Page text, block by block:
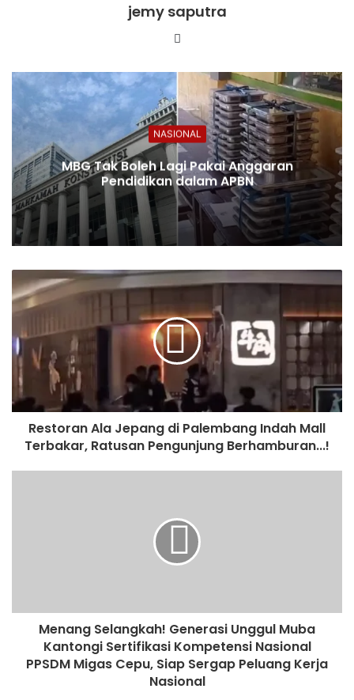
jemy saputra
Website
NASIONAL
MBG Tak Boleh Lagi Pakai Anggaran
Pendidikan dalam APBN
Restoran Ala Jepang di Palembang Indah Mall
Terbakar, Ratusan Pengunjung Berhamburan...!
Menang Selangkah! Generasi Unggul Muba
Kantongi Sertifikasi Kompetensi Nasional
PPSDM Migas Cepu, Siap Sergap Peluang Kerja
Nasional